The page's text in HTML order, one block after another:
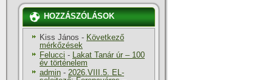
HOZZÁSZÓLÁSOK
Kiss János - Következő
mérkőzések
Felucci - Lakat Tanár úr – 100
év történelem
admin - 2026.VIII.5. EL-